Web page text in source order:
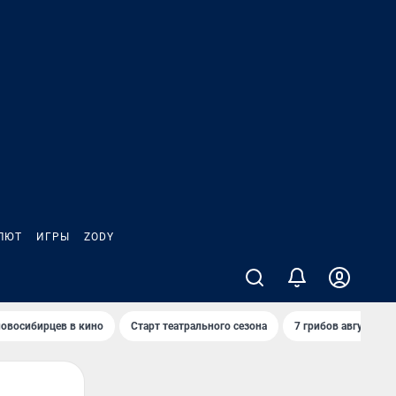
ИГРЫ ZODY
в кино Старт театрального сезона 7 грибов августа